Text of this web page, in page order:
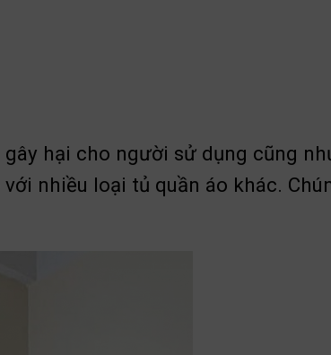
hại cho người sử dụng cũng
nhiều loại tủ quần áo khác.